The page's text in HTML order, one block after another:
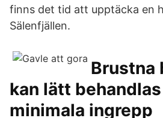
finns det tid att upptäcka en
Sälenfjällen.
Brustna
kan lätt
minimala ingrepp